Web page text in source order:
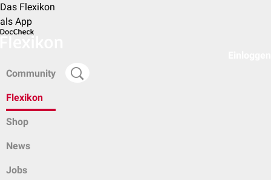
Das Flexikon
als App
Community
Flexikon
Shop
News
Jobs